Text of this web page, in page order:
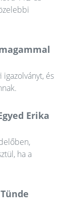
igazolványt, és
Erika
ha a